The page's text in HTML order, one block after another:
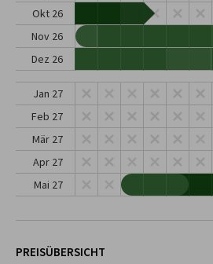
Okt 26
Nov 26
Dez 26
Jan 27
Feb 27
Mär 27
Apr 27
Mai 27
PREISÜBERSICHT